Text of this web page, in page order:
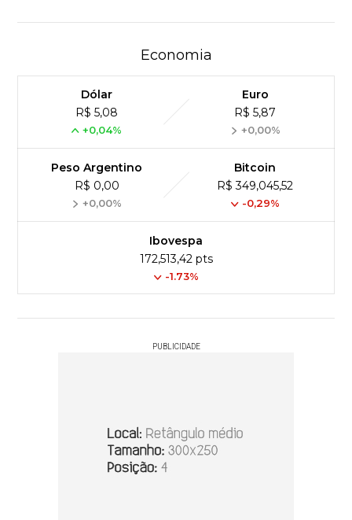
Economia
Dólar
R$ 5,08
+0,04%
Euro
R$ 5,87
+0,00%
Peso Argentino
R$ 0,00
+0,00%
Bitcoin
R$ 349,045,52
-0,29%
Ibovespa
172,513,42 pts
-1.73%
PUBLICIDADE